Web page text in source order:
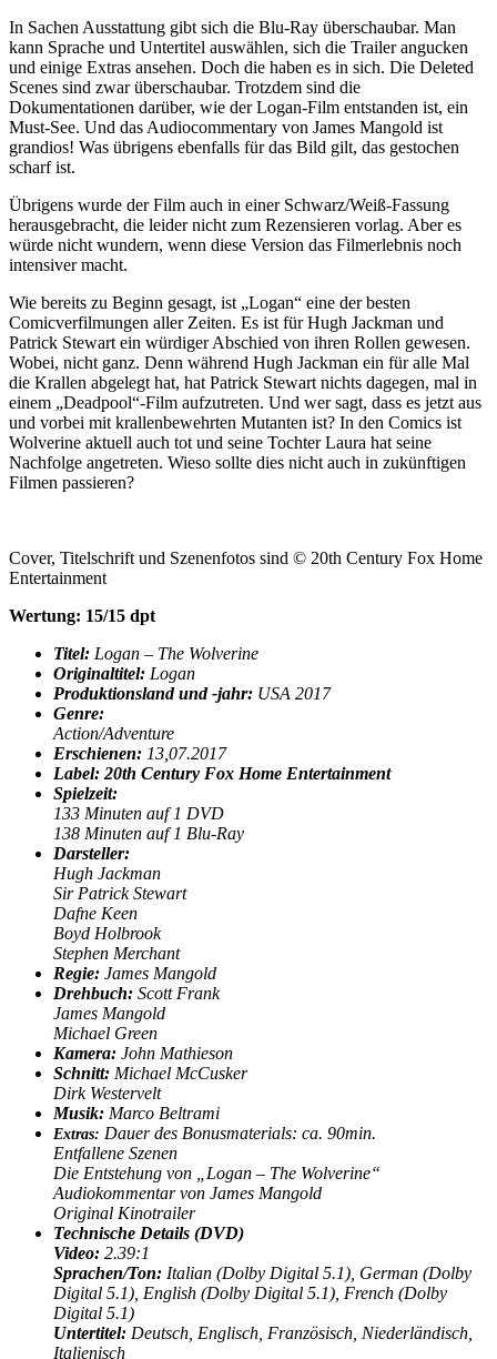
In Sachen Ausstattung gibt sich die Blu-Ray überschaubar. Man
kann Sprache und Untertitel auswählen, sich die Trailer angucken
und einige Extras ansehen. Doch die haben es in sich. Die Deleted
Scenes sind zwar überschaubar. Trotzdem sind die
Dokumentationen darüber, wie der Logan-Film entstanden ist, ein
Must-See. Und das Audiocommentary von James Mangold ist
grandios! Was übrigens ebenfalls für das Bild gilt, das gestochen
scharf ist.
Übrigens wurde der Film auch in einer Schwarz/Weiß-Fassung
herausgebracht, die leider nicht zum Rezensieren vorlag. Aber es
würde nicht wundern, wenn diese Version das Filmerlebnis noch
intensiver macht.
Wie bereits zu Beginn gesagt, ist „Logan“ eine der besten
Comicverfilmungen aller Zeiten. Es ist für Hugh Jackman und
Patrick Stewart ein würdiger Abschied von ihren Rollen gewesen.
Wobei, nicht ganz. Denn während Hugh Jackman ein für alle Mal
die Krallen abgelegt hat, hat Patrick Stewart nichts dagegen, mal in
einem „Deadpool“-Film aufzutreten. Und wer sagt, dass es jetzt aus
und vorbei mit krallenbewehrten Mutanten ist? In den Comics ist
Wolverine aktuell auch tot und seine Tochter Laura hat seine
Nachfolge angetreten. Wieso sollte dies nicht auch in zukünftigen
Filmen passieren?
Cover, Titelschrift und Szenenfotos sind © 20th Century Fox Home
Entertainment
Wertung: 15/15 dpt
Titel: Logan – The Wolverine
Originaltitel: Logan
Produktionsland und -jahr: USA 2017
Genre:
Action/Adventure
Erschienen: 13,07.2017
Label: 20th Century Fox Home Entertainment
Spielzeit:
133 Minuten auf 1 DVD
138 Minuten auf 1 Blu-Ray
Darsteller:
Hugh Jackman
Sir Patrick Stewart
Dafne Keen
Boyd Holbrook
Stephen Merchant
Regie: James Mangold
Drehbuch: Scott Frank
James Mangold
Michael Green
Kamera: John Mathieson
Schnitt: Michael McCusker
Dirk Westervelt
Musik: Marco Beltrami
Extras: Dauer des Bonusmaterials: ca. 90min.
Entfallene Szenen
Die Entstehung von „Logan – The Wolverine“
Audiokommentar von James Mangold
Original Kinotrailer
Technische Details (DVD)
Video: 2.39:1
Sprachen/Ton: Italian (Dolby Digital 5.1), German (Dolby
Digital 5.1), English (Dolby Digital 5.1), French (Dolby
Digital 5.1)
Untertitel: Deutsch, Englisch, Französisch, Niederländisch,
Italienisch